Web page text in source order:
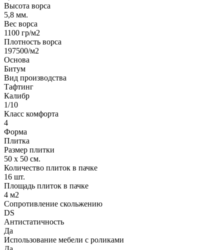
Высота ворса
5,8 мм.
Вес ворса
1100 гр/м2
Плотность ворса
197500/м2
Основа
Битум
Вид производства
Тафтинг
Калибр
1/10
Класс комфорта
4
Форма
Плитка
Размер плитки
50 х 50 см.
Количество плиток в пачке
16 шт.
Площадь плиток в пачке
4 м2
Сопротивление скольжению
DS
Антистатичность
Да
Использование мебели с роликами